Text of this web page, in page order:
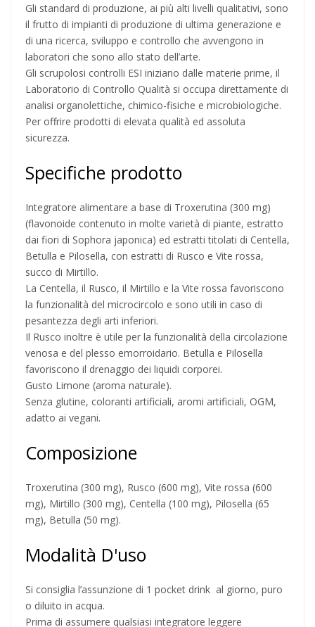
Gli standard di produzione, ai più alti livelli qualitativi, sono
il frutto di impianti di produzione di ultima generazione e
di una ricerca, sviluppo e controllo che avvengono in
laboratori che sono allo stato dell’arte.
Gli scrupolosi controlli ESI iniziano dalle materie prime, il
Laboratorio di Controllo Qualità si occupa direttamente di
analisi organolettiche, chimico-fisiche e microbiologiche.
Per offrire prodotti di elevata qualità ed assoluta
sicurezza.
Specifiche prodotto
Integratore alimentare a base di Troxerutina (300 mg)
(flavonoide contenuto in molte varietà di piante, estratto
dai fiori di Sophora japonica) ed estratti titolati di Centella,
Betulla e Pilosella, con estratti di Rusco e Vite rossa,
succo di Mirtillo.
La Centella, il Rusco, il Mirtillo e la Vite rossa favoriscono
la funzionalità del microcircolo e sono utili in caso di
pesantezza degli arti inferiori.
Il Rusco inoltre è utile per la funzionalità della circolazione
venosa e del plesso emorroidario. Betulla e Pilosella
favoriscono il drenaggio dei liquidi corporei.
Gusto Limone (aroma naturale).
Senza glutine, coloranti artificiali, aromi artificiali, OGM,
adatto ai vegani.
Composizione
Troxerutina (300 mg), Rusco (600 mg), Vite rossa (600
mg), Mirtillo (300 mg), Centella (100 mg), Pilosella (65
mg), Betulla (50 mg).
Modalità D'uso
Si consiglia l’assunzione di 1 pocket drink al giorno, puro
o diluito in acqua.
Prima di assumere qualsiasi integratore leggere